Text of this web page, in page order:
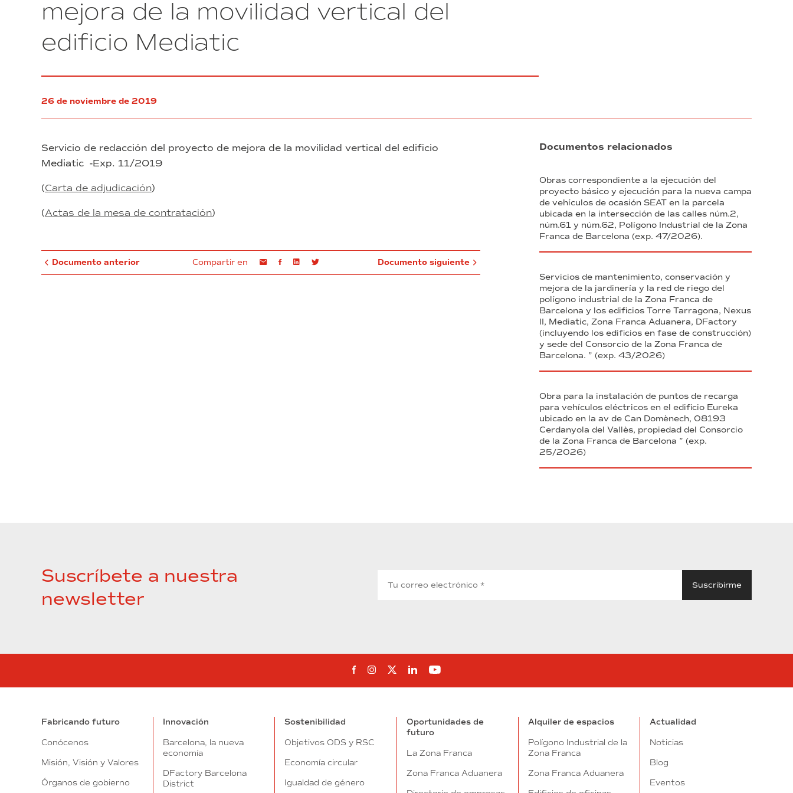
mejora de la movilidad vertical del
edificio Mediatic
26 de noviembre de 2019
Servicio de redacción del proyecto de mejora de la movilidad vertical del edificio
Mediatic -Exp. 11/2019
(Carta de adjudicación)
(Actas de la mesa de contratación)
en
edificios
del
Franca
de
Documento anterior Compartir en EmailFacebookLinkedin
Consorci
de
Documento siguiente
Documentos relacionados
Obras correspondiente a la ejecución del
proyecto básico y ejecución para la nueva campa
de vehículos de ocasión SEAT en la parcela
ubicada en la intersección de las calles núm.2,
núm.61 y núm.62, Polígono Industrial de la Zona
Franca de Barcelona (exp. 47/2026).
Servicios de mantenimiento, conservación y
mejora de la jardinería y la red de riego del
polígono industrial de la Zona Franca de
Barcelona y los edificios Torre Tarragona, Nexus
II, Mediatic, Zona Franca Aduanera, DFactory
(incluyendo los edificios en fase de construcción)
y sede del Consorcio de la Zona Franca de
Barcelona. ” (exp. 43/2026)
Obra para la instalación de puntos de recarga
para vehículos eléctricos en el edificio Eureka
ubicado en la av de Can Domènech, 08193
Cerdanyola del Vallès, propiedad del Consorcio
de la Zona Franca de Barcelona ” (exp.
25/2026)
Suscríbete a nuestra
newsletter
Síguenos en Facebook
Síguenos en Instagram
Síguenos en Twitter
Síguenos en Linkedin
Síguenos en Youtube
Fabricando futuro
Conócenos
Misión, Visión y Valores
Órganos de gobierno
Innovación
Barcelona, la nueva
economía
DFactory Barcelona
District
Sostenibilidad
Objetivos ODS y RSC
Economía circular
Igualdad de género
Oportunidades de
futuro
La Zona Franca
Zona Franca Aduanera
Alquiler de espacios
Polígono Industrial de la
Zona Franca
Zona Franca Aduanera
Actualidad
Noticias
Blog
Eventos